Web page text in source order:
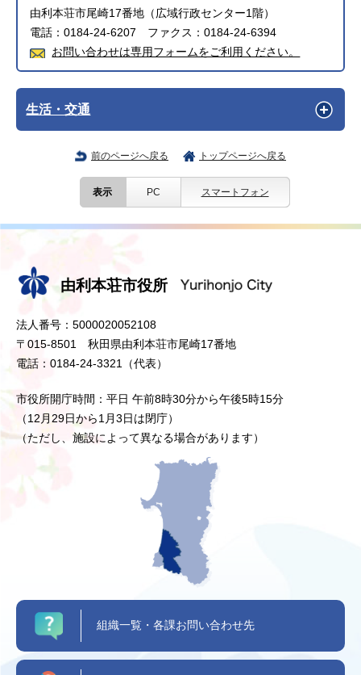
由利本荘市尾崎17番地（広域行政センター1階）
電話：0184-24-6207 ファクス：0184-24-6394
お問い合わせは専用フォームをご利用ください。
生活・交通
前のページへ戻る トップページへ戻る
表示 PC スマートフォン
由利本荘市役所
法人番号：5000020052108
〒015-8501 秋田県由利本荘市尾崎17番地
電話：0184-24-3321（代表）
市役所開庁時間：平日 午前8時30分から午後5時15分
（12月29日から1月3日は閉庁）
（ただし、施設によって異なる場合があります）
組織一覧・各課お問い合わせ先